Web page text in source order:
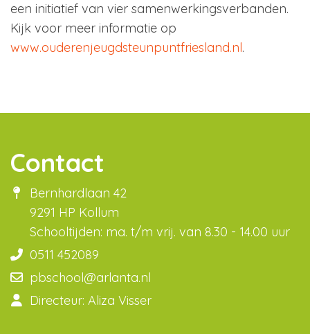
een initiatief van vier samenwerkingsverbanden.
Kijk voor meer informatie op
www.ouderenjeugdsteunpuntfriesland.nl.
Contact
Bernhardlaan 42
9291 HP Kollum
Schooltijden: ma. t/m vrij. van 8.30 - 14.00 uur
0511 452089
pbschool@arlanta.nl
Directeur: Aliza Visser